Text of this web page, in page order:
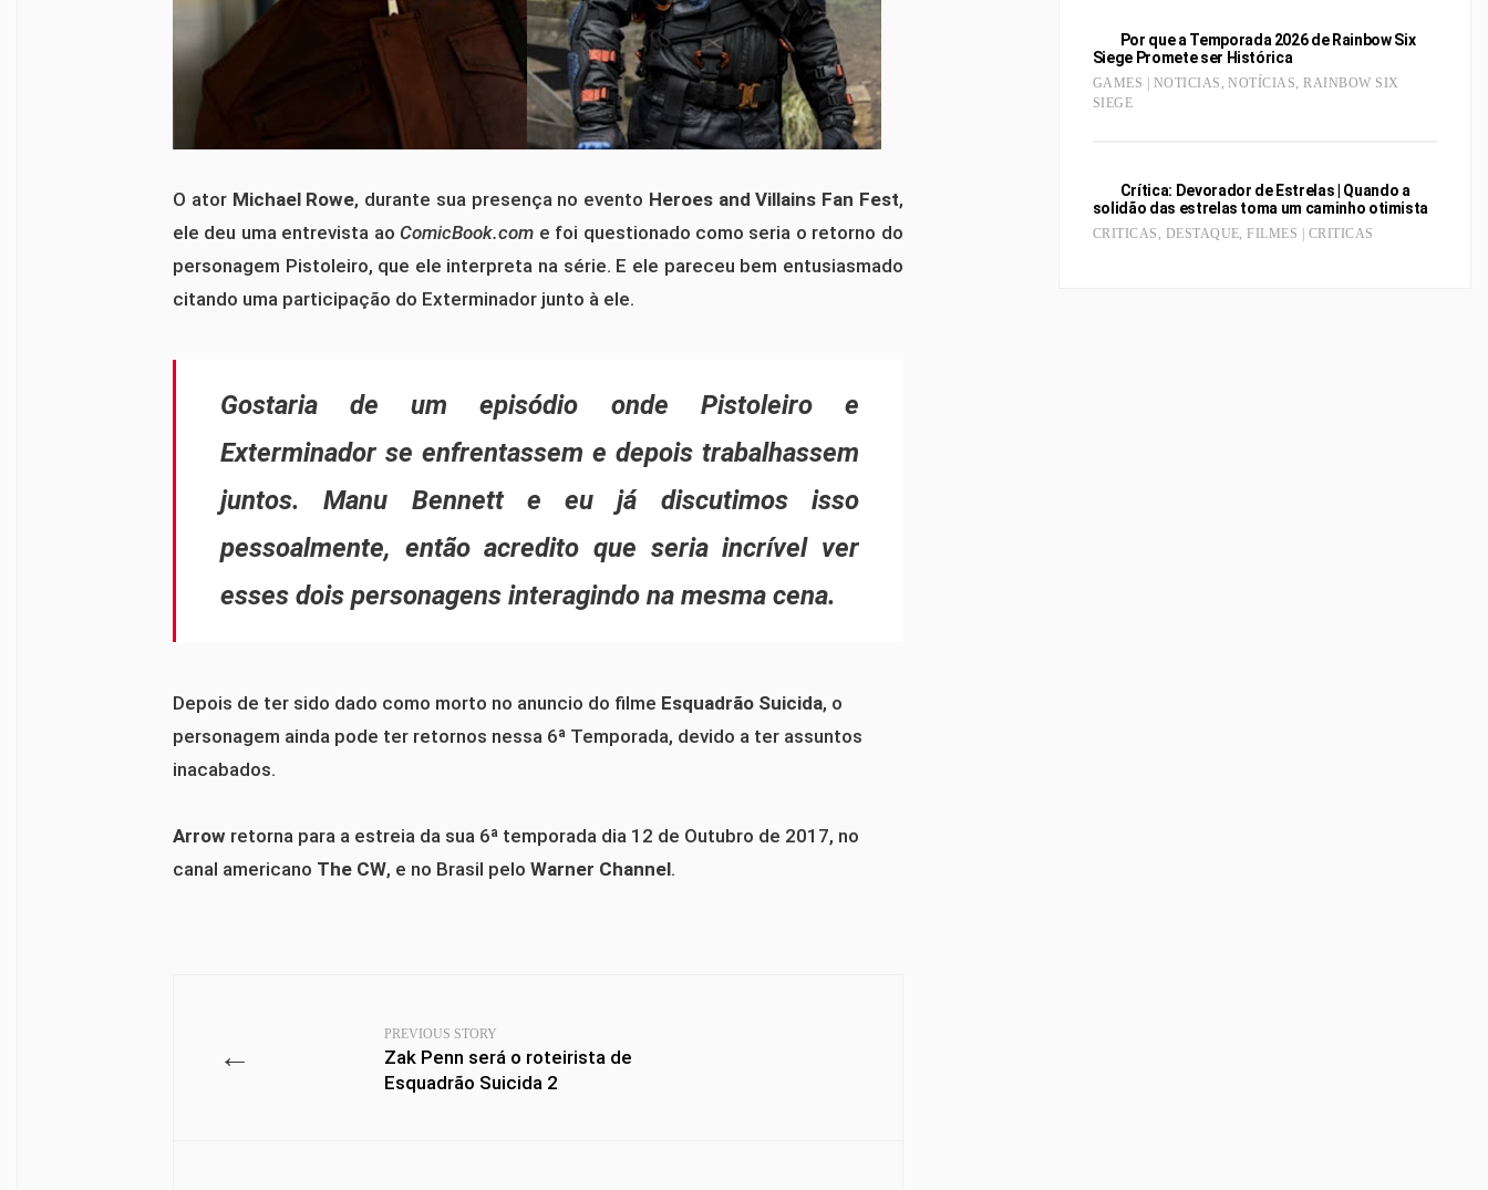
O ator Michael Rowe, durante sua presença no evento Heroes and Villains Fan Fest,
ele deu uma entrevista ao ComicBook.com e foi questionado como seria o retorno do
personagem Pistoleiro, que ele interpreta na série. E ele pareceu bem entusiasmado
citando uma participação do Exterminador junto à ele.
Gostaria de um episódio onde Pistoleiro e
Exterminador se enfrentassem e depois trabalhassem
juntos. Manu Bennett e eu já discutimos isso
pessoalmente, então acredito que seria incrível ver
esses dois personagens interagindo na mesma cena.
Depois de ter sido dado como morto no anuncio do filme Esquadrão Suicida, o
personagem ainda pode ter retornos nessa 6ª Temporada, devido a ter assuntos
inacabados.
Arrow retorna para a estreia da sua 6ª temporada dia 12 de Outubro de 2017, no
canal americano The CW, e no Brasil pelo Warner Channel.
←
PREVIOUS STORY
Zak Penn será o roteirista de
Esquadrão Suicida 2
Por que a Temporada 2026 de Rainbow Six
Siege Promete ser Histórica
GAMES | NOTICIAS ,NOTÍCIAS,RAINBOW SIX
SIEGE
Crítica: Devorador de Estrelas | Quando a
solidão das estrelas toma um caminho otimista
CRITICAS , DESTAQUE,FILMES | CRITICAS